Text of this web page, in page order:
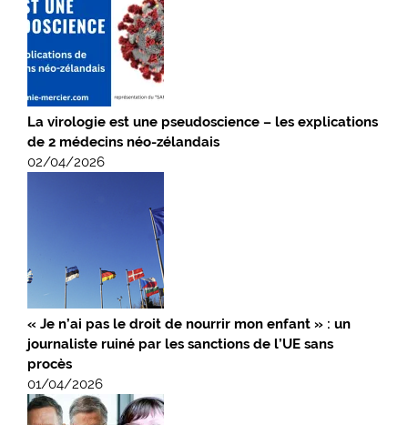
La virologie est une pseudoscience – les explications
de 2 médecins néo-zélandais
02/04/2026
« Je n’ai pas le droit de nourrir mon enfant » : un
journaliste ruiné par les sanctions de l’UE sans
procès
01/04/2026